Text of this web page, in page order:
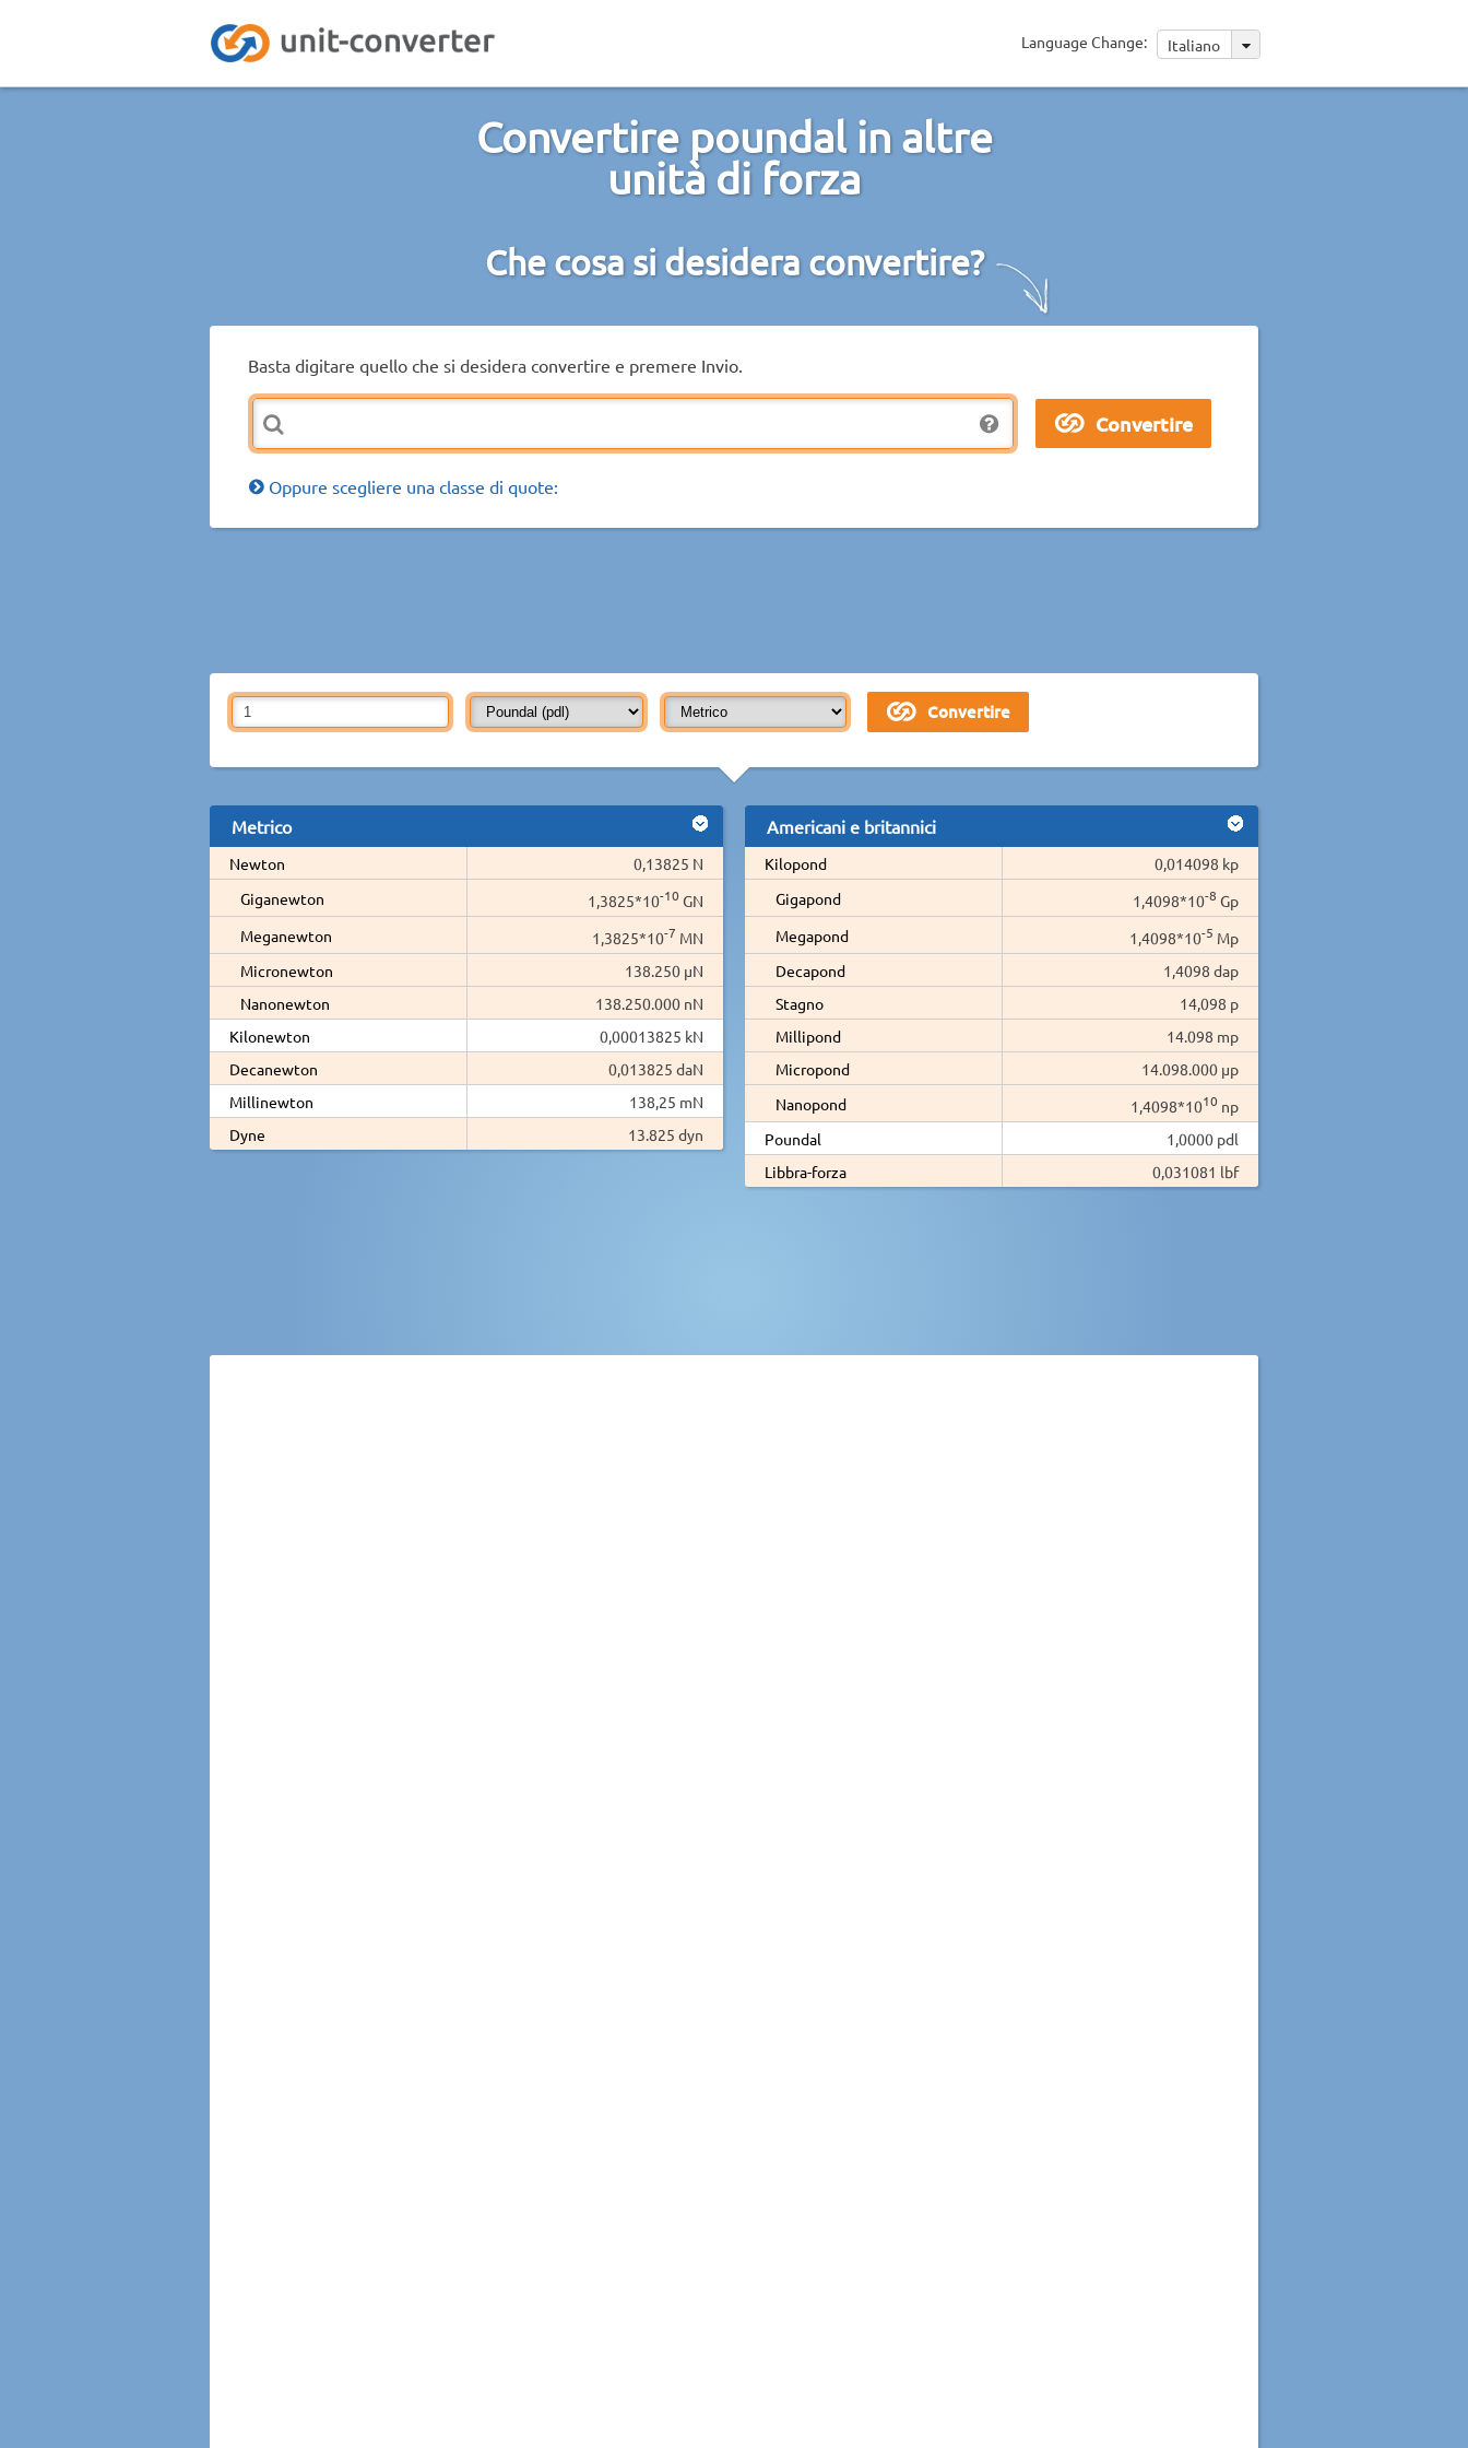
Language Change: Italiano
Convertire poundal in altre
unità di forza
Che cosa si desidera convertire?
Basta digitare quello che si desidera convertire e premere Invio.
Oppure scegliere una classe di quote:
Metrico
Newton
0,13825 N
Giganewton
1,3825*10-10 GN
Meganewton
1,3825*10-7 MN
Micronewton
138.250 µN
Nanonewton
138.250.000 nN
Kilonewton
0,00013825 kN
Decanewton
0,013825 daN
Millinewton
138,25 mN
Dyne
13.825 dyn
Americani e britannici
Kilopond
0,014098 kp
Gigapond
1,4098*10-8 Gp
Megapond
1,4098*10-5 Mp
Decapond
1,4098 dap
Stagno
14,098 p
Millipond
14.098 mp
Micropond
14.098.000 µp
Nanopond
1,4098*1010 np
Poundal
1,0000 pdl
Libbra-forza
0,031081 lbf